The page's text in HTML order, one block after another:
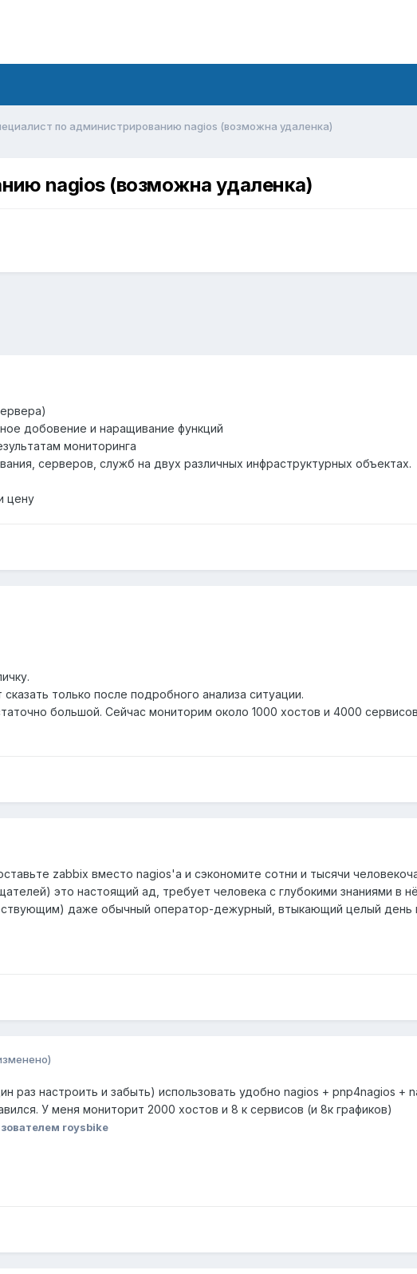
по администрированию nagios (возможна удаленка)
nagios (возможна удаленка)
добовение и наращивание функций
мониторинга
серверов, служб на двух различных инфраструктурных объектах.
цену
только после подробного анализа ситуации.
большой. Сейчас мониторим около 1000 хостов и 4000
zabbix вместо nagios'а и сэкономите сотни и тысячи
это настоящий ад, требует человека с глубокими знаниями в
даже обычный оператор-дежурный, втыкающий целый день
раз настроить и забыть) использовать удобно nagios + pnp4nagios +
У меня мониторит 2000 хостов и 8 к сервисов (и 8к графиков)
roysbike